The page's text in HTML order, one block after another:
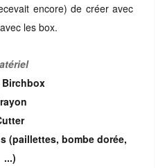
encore) de créer avec
les box.
(paillettes, bombe dorée,
...)